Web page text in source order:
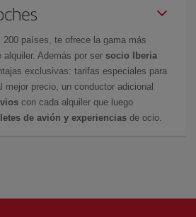
200 países, te ofrece la gama más
Además por ser socio Iberia
exclusivas: tarifas especiales para
mejor precio, un conductor adicional
con cada alquiler que luego
de avión y experiencias de ocio.